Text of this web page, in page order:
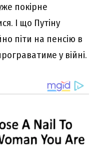
покірне
І що Путіну
піти на пенсію в
у війні.